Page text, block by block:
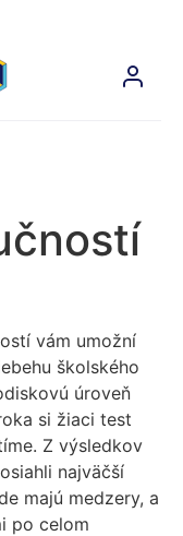
vám umožní
školského
úroveň
si žiaci test
Z výsledkov
najväčší
majú medzery, a
po celom